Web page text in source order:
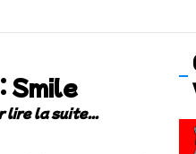
Smile